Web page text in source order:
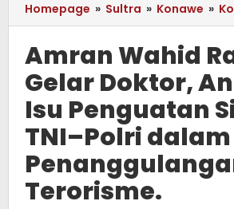
Homepage » Sultra » Konawe »
Amran Wahid
Gelar Doktor,
Isu Penguatan
TNI–Polri dalam
Terorisme.